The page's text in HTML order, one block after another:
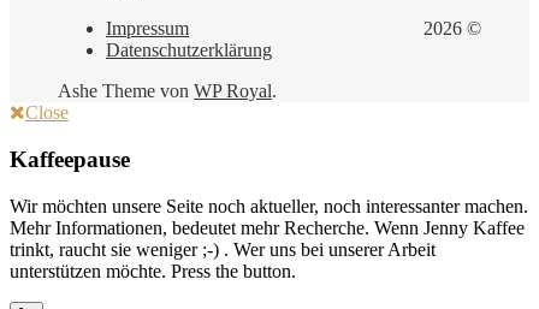
2026 ©
Impressum
Datenschutzerklärung
Ashe Theme von WP Royal.
Close
Kaffeepause
Wir möchten unsere Seite noch aktueller, noch interessanter machen.
Mehr Informationen, bedeutet mehr Recherche. Wenn Jenny Kaffee
trinkt, raucht sie weniger ;-) . Wer uns bei unserer Arbeit
unterstützen möchte. Press the button.